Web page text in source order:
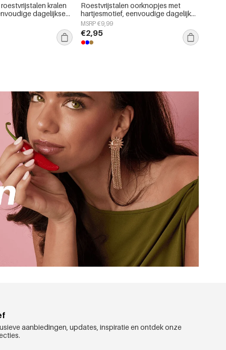
kralen
dagelijkse
Roestvrijstalen oorknopjes met
hartjesmotief, eenvoudige dagelijkse
sieraden uit de Simple Series voor
dames.
MSRP €9,99
€2,95
aanbiedingen, updates, inspiratie en ontdek onze